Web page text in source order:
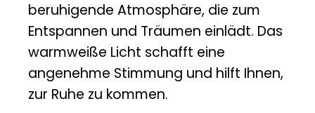
beruhigende Atmosphäre, die zum
Entspannen und Träumen einlädt. Das
warmweiße Licht schafft eine
angenehme Stimmung und hilft Ihnen,
zur Ruhe zu kommen.